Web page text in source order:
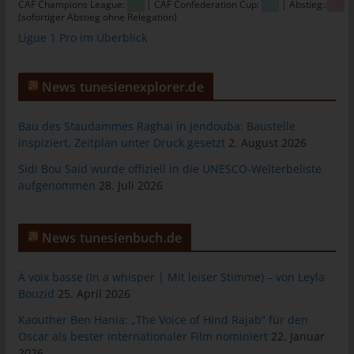
CAF Champions League: | CAF Confederation Cup:
| Abstieg::
(sofortiger Abstieg ohne Relegation)
Ligue 1 Pro im Überblick
News tunesienexplorer.de
Bau des Staudammes Raghai in Jendouba: Baustelle
inspiziert, Zeitplan unter Druck gesetzt 2. August 2026
Sidi Bou Said wurde offiziell in die UNESCO-Welterbeliste
aufgenommen 28. Juli 2026
News tunesienbuch.de
À voix basse (In a whisper | Mit leiser Stimme) – von Leyla
Bouzid 25. April 2026
Kaouther Ben Hania: „The Voice of Hind Rajab“ für den
Oscar als bester internationaler Film nominiert 22. Januar
tunesienfussball.de
Uwe Wassenberg
4022 Akouda - Tunesien
E-Mail:
Cookies
Textdateien, welche über einen Internetbrowser auf einem
Computersystem abgelegt und gespeichert werden.
Zahlreiche Internetseiten und Server verwenden Cookies. Viele
Cookies enthalten eine sogenannte Cookie-ID. Eine Cookie-ID
ist eine eindeutige Kennung des Cookies. Sie besteht aus einer
Zeichenfolge, durch welche Internetseiten und Server dem
konkreten Internetbrowser zugeordnet werden können, in dem